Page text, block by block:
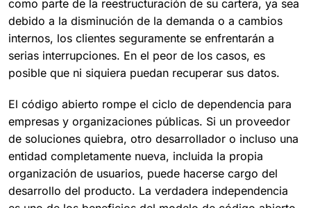
como parte de la reestructuración de su cartera, ya sea
debido a la disminución de la demanda o a cambios
internos, los clientes seguramente se enfrentarán a
serias interrupciones. En el peor de los casos, es
posible que ni siquiera puedan recuperar sus datos.
El código abierto rompe el ciclo de dependencia para
empresas y organizaciones públicas. Si un proveedor
de soluciones quiebra, otro desarrollador o incluso una
entidad completamente nueva, incluida la propia
organización de usuarios, puede hacerse cargo del
desarrollo del producto. La verdadera independencia